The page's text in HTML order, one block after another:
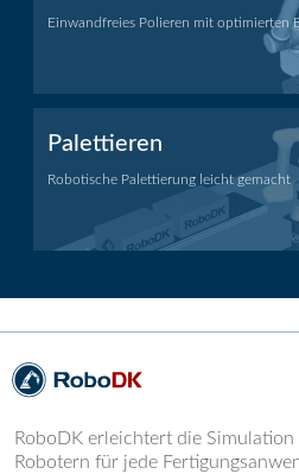
Einwandfreies Polieren mit optimierten
Palettieren
Robotische Palettierung leicht gemacht
Palettieranwendung
RoboDK erleichtert die
Robotern für jede